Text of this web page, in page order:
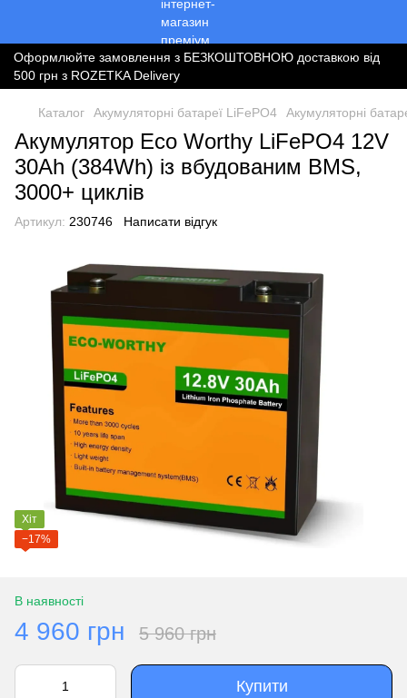
Оформлюйте замовлення з БЕЗКОШТОВНОЮ доставкою від
500 грн з ROZETKA Delivery
Каталог Акумуляторні батареї LiFePO4 Акумуляторні
Акумулятор Eco Worthy LiFePO4 12V
30Ah (384Wh) із вбудованим BMS,
3000+ циклів
Артикул: 230746 Написати відгук
Хіт
−17%
В наявності
4 960 грн 5 960 грн
Купити